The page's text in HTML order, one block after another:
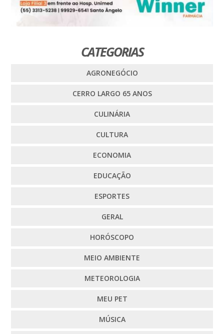
CATEGORIAS
AGRONEGÓCIO
CERRO LARGO 65 ANOS
CULINÁRIA
CULTURA
ECONOMIA
EDUCAÇÃO
ESPORTES
GERAL
HORÓSCOPO
MEIO AMBIENTE
METEOROLOGIA
MEU PET
MÚSICA